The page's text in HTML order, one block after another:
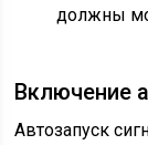
должны
Включение
Автозапуск